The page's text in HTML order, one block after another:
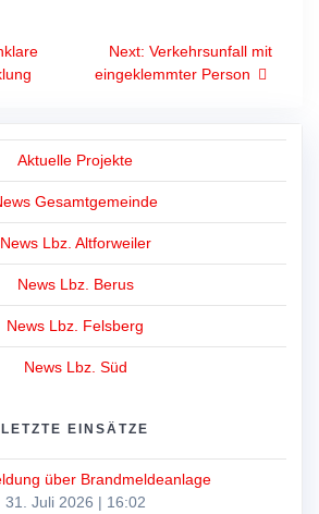
Next: Next
post:
Verkehrsunfall mit
eingeklemmter Person
Aktuelle Projekte
Gesamtgemeinde
News Lbz. Altforweiler
News Lbz. Berus
News Lbz. Felsberg
News Lbz. Süd
LETZTE EINSÄTZE
über Brandmeldeanlage
31. Juli 2026 | 16:02